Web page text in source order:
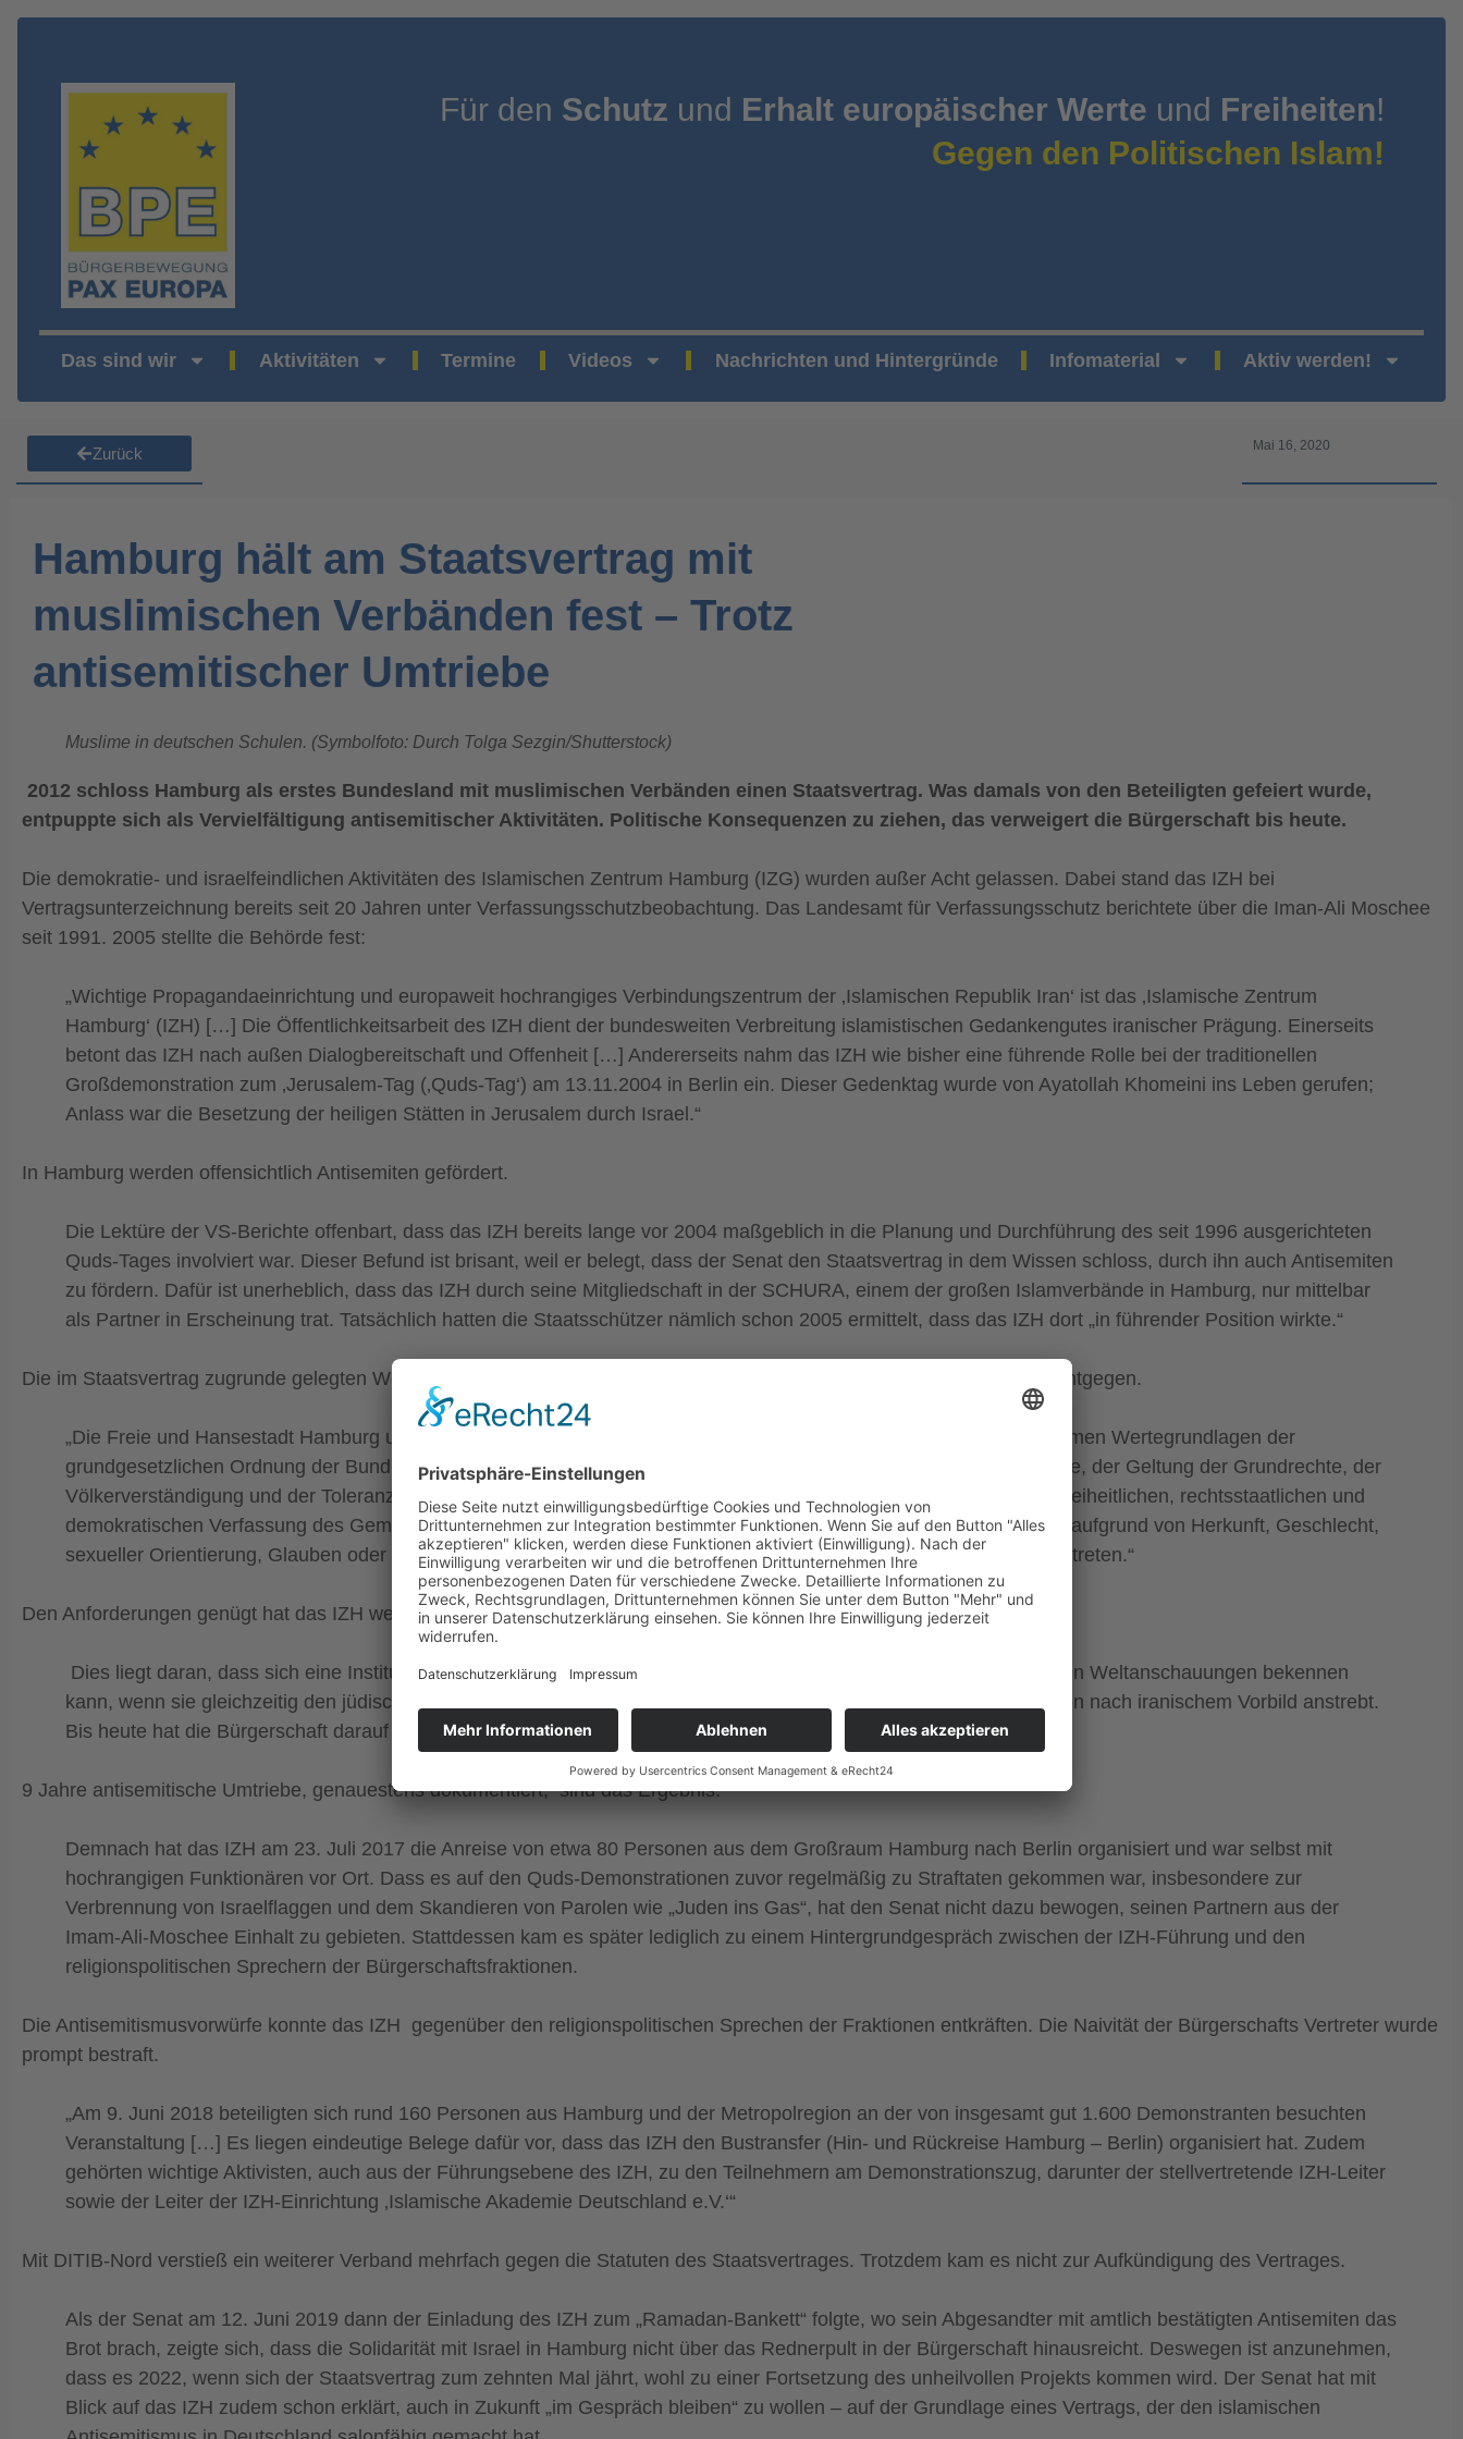
Für den Schutz und Erhalt europäischer Werte und Freiheiten!
Gegen den Politischen Islam!
Das sind wir Aktivitäten Termine Videos Nachrichten und Hintergründe Infomaterial Aktiv werden!
Zurück Mai 16, 2020
Hamburg hält am Staatsvertrag mit
muslimischen Verbänden fest – Trotz
antisemitischer Umtriebe
Muslime in deutschen Schulen. (Symbolfoto: Durch Tolga Sezgin/Shutterstock)
2012 schloss Hamburg als erstes Bundesland mit muslimischen Verbänden einen Staatsvertrag. Was damals von den Beteiligten gefeiert wurde,
entpuppte sich als Vervielfältigung antisemitischer Aktivitäten. Politische Konsequenzen zu ziehen, das verweigert die Bürgerschaft bis heute.
Die demokratie- und israelfeindlichen Aktivitäten des Islamischen Zentrum Hamburg (IZG) wurden außer Acht gelassen. Dabei stand das IZH bei
Vertragsunterzeichnung bereits seit 20 Jahren unter Verfassungsschutzbeobachtung. Das Landesamt für Verfassungsschutz berichtete über die Iman-Ali Moschee
seit 1991. 2005 stellte die Behörde fest:
„Wichtige Propagandaeinrichtung und europaweit hochrangiges Verbindungszentrum der ‚Islamischen Republik Iran‘ ist das ‚Islamische Zentrum
Hamburg‘ (IZH) […] Die Öffentlichkeitsarbeit des IZH dient der bundesweiten Verbreitung islamistischen Gedankengutes iranischer Prägung. Einerseits
betont das IZH nach außen Dialogbereitschaft und Offenheit […] Andererseits nahm das IZH wie bisher eine führende Rolle bei der traditionellen
Großdemonstration zum ‚Jerusalem-Tag (‚Quds-Tag‘) am 13.11.2004 in Berlin ein. Dieser Gedenktag wurde von Ayatollah Khomeini ins Leben gerufen;
Anlass war die Besetzung der heiligen Stätten in Jerusalem durch Israel.“
In Hamburg werden offensichtlich Antisemiten gefördert.
Die Lektüre der VS-Berichte offenbart, dass das IZH bereits lange vor 2004 maßgeblich in die Planung und Durchführung des seit 1996 ausgerichteten
Quds-Tages involviert war. Dieser Befund ist brisant, weil er belegt, dass der Senat den Staatsvertrag in dem Wissen schloss, durch ihn auch Antisemiten
zu fördern. Dafür ist unerheblich, dass das IZH durch seine Mitgliedschaft in der SCHURA, einem der großen Islamverbände in Hamburg, nur mittelbar
als Partner in Erscheinung trat. Tatsächlich hatten die Staatsschützer nämlich schon 2005 ermittelt, dass das IZH dort „in führender Position wirkte.“
Die im Staatsvertrag zugrunde gelegten Werte stehen der Beurteilung des IZH durch den Verfassungsschutz diametral entgegen.
„Die Freie und Hansestadt Hamburg und die islamischen Religionsgemeinschaften bekennen sich zu den gemeinsamen Wertegrundlagen der
grundgesetzlichen Ordnung der Bundesrepublik Deutschland, insbesondere zur Unantastbarkeit der Menschenwürde, der Geltung der Grundrechte, der
Völkerverständigung und der Toleranz gegenüber anderen Kulturen, Religionen und Weltanschauungen sowie der freiheitlichen, rechtsstaatlichen und
demokratischen Verfassung des Gemeinwesens. Sie sind sich einig in der Ächtung von Gewalt und Diskriminierung aufgrund von Herkunft, Geschlecht,
sexueller Orientierung, Glauben oder religiöser oder politischer Anschauungen und werden gemeinsam dagegen eintreten.“
Den Anforderungen genügt hat das IZH weder vor Vertragsunterzeichnung, noch zu dessen Zeitpunkt.
Dies liegt daran, dass sich eine Institution wohl kaum glaubhaft zu Völkerverständigung und der Achtung vor anderen Weltanschauungen bekennen
kann, wenn sie gleichzeitig den jüdischen Staat Israel von der Landkarte austilgen will und eine islamische Revolution nach iranischem Vorbild anstrebt.
Bis heute hat die Bürgerschaft darauf verzichtet, diesen Widerspruch aufzulösen.
9 Jahre antisemitische Umtriebe, genauestens dokumentiert, sind das Ergebnis.
Demnach hat das IZH am 23. Juli 2017 die Anreise von etwa 80 Personen aus dem Großraum Hamburg nach Berlin organisiert und war selbst mit
hochrangigen Funktionären vor Ort. Dass es auf den Quds-Demonstrationen zuvor regelmäßig zu Straftaten gekommen war, insbesondere zur
Verbrennung von Israelflaggen und dem Skandieren von Parolen wie „Juden ins Gas“, hat den Senat nicht dazu bewogen, seinen Partnern aus der
Imam-Ali-Moschee Einhalt zu gebieten. Stattdessen kam es später lediglich zu einem Hintergrundgespräch zwischen der IZH-Führung und den
religionspolitischen Sprechern der Bürgerschaftsfraktionen.
Die Antisemitismusvorwürfe konnte das IZH gegenüber den religionspolitischen Sprechen der Fraktionen entkräften. Die Naivität der Bürgerschafts Vertreter wurde
prompt bestraft.
„Am 9. Juni 2018 beteiligten sich rund 160 Personen aus Hamburg und der Metropolregion an der von insgesamt gut 1.600 Demonstranten besuchten
Veranstaltung […] Es liegen eindeutige Belege dafür vor, dass das IZH den Bustransfer (Hin- und Rückreise Hamburg – Berlin) organisiert hat. Zudem
gehörten wichtige Aktivisten, auch aus der Führungsebene des IZH, zu den Teilnehmern am Demonstrationszug, darunter der stellvertretende IZH-Leiter
sowie der Leiter der IZH-Einrichtung ‚Islamische Akademie Deutschland e.V.‘“
Mit DITIB-Nord verstieß ein weiterer Verband mehrfach gegen die Statuten des Staatsvertrages. Trotzdem kam es nicht zur Aufkündigung des Vertrages.
Als der Senat am 12. Juni 2019 dann der Einladung des IZH zum „Ramadan-Bankett“ folgte, wo sein Abgesandter mit amtlich bestätigten Antisemiten das
Brot brach, zeigte sich, dass die Solidarität mit Israel in Hamburg nicht über das Rednerpult in der Bürgerschaft hinausreicht. Deswegen ist anzunehmen,
dass es 2022, wenn sich der Staatsvertrag zum zehnten Mal jährt, wohl zu einer Fortsetzung des unheilvollen Projekts kommen wird. Der Senat hat mit
Blick auf das IZH zudem schon erklärt, auch in Zukunft „im Gespräch bleiben“ zu wollen – auf der Grundlage eines Vertrags, der den islamischen